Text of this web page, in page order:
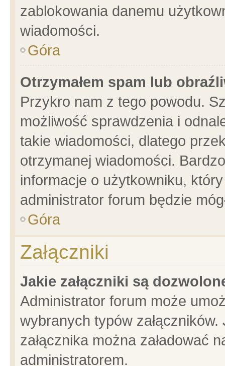
zablokowania danemu
wiadomości.
Góra
Otrzymałem spam lub
Przykro nam z tego powodu.
możliwość sprawdzenia i
takie wiadomości, dlatego
otrzymanej wiadomości.
informacje o użytkowniku,
administrator forum będzie
Góra
Załączniki
Jakie załączniki są
Administrator forum może
wybranych typów
załącznika można załadować
administratorem.